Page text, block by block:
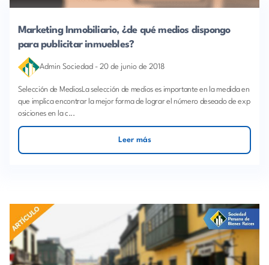
Marketing Inmobiliario, ¿de qué medios dispongo
para publicitar inmuebles?
Admin Sociedad - 20 de junio de 2018
Selección de MediosLa selección de medios es importante en la medida en
que implica encontrar la mejor forma de lograr el número deseado de exp
osiciones en la c...
Leer más